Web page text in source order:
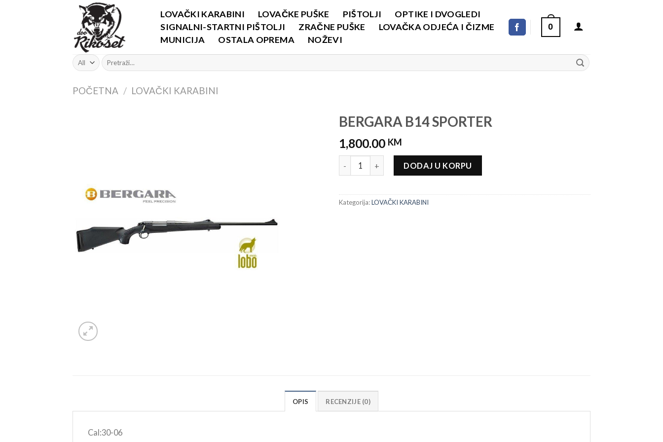
LOVAČKI KARABINI LOVAČKE PUŠKE PIŠTOLJI
OPTIKE I DVOGLEDI
SIGNALNI-STARTNI PIŠTOLJI
ZRAČNE PUŠKE
LOVAČKA ODJEĆA I ČIZME
MUNICIJA
OSTALA OPREMA NOŽEVI
0
Pretraži:
POČETNA / LOVAČKI KARABINI
BERGARA B14 SPORTER
1,800.00 KM
BERGARA B14 SPORTER količina
DODAJ U KORPU
Kategorija:LOVAČKI KARABINI
OPIS RECENZIJE (0)
Cal:30-06